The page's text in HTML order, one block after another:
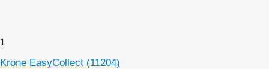
1
Krone EasyCollect (11204)